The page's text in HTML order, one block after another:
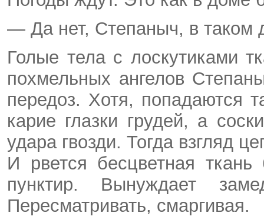
— Да нет, Степаныч, в таком
Голые тела с лоскутиками
похмельных ангелов
передоз. Хотя, попадаются
карие глазки грудей, а
удара гвозди. Тогда взгляд
И рвется бесцветная
пунктир. Вынуждает
Пересматривать, смаргивая.